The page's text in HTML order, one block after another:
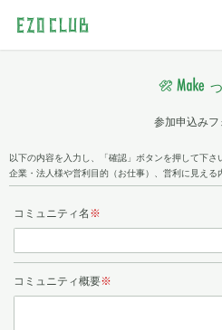
参加申込みフ
以下の内容を入力し、「確認」ボタンを押して下さ
企業・法人様や営利目的（お仕事）、営利に見える
コミュニティ名 ※
コミュニティ概要※